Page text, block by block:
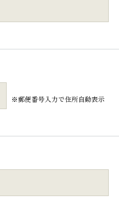
※郵便番号入力で住所自動表示